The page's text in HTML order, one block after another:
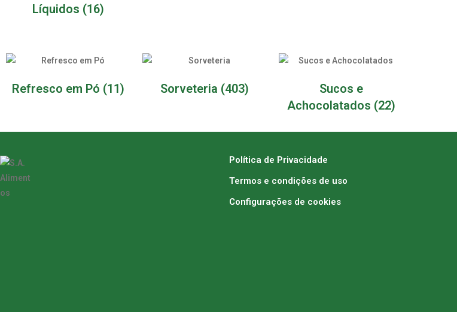
Líquidos (16)
Refresco em Pó (11) Sorveteria (403)
Sucos e
Achocolatados (22)
Política de Privacidade
Termos e condições de uso
Configurações de cookies